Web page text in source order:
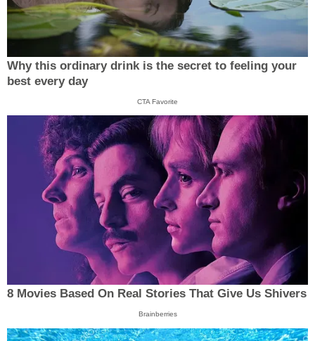
Why this ordinary drink is the secret to feeling your
best every day
CTA Favorite
8 Movies Based On Real Stories That Give Us Shivers
Brainberries